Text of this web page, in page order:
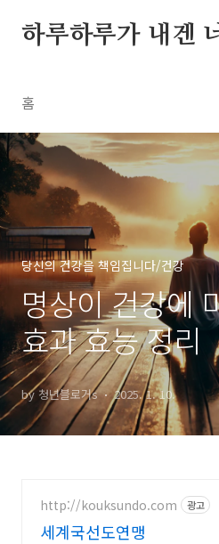
하루하루가 내겐
홈
당신의 건강을 책임집니다/건강
명상이 건강에
효과 효능 정리
by 청년블로거s 2025. 1. 10.
http://kouksundo.com 광고
세계국선도연맹